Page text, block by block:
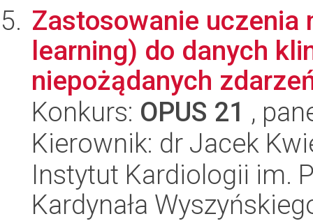
Zastosowanie uczenia
learning) do danych
niepożądanych
Konkurs: OPUS 21 ,
Kierownik: dr Jacek
Instytut Kardiologii im.
Kardynała